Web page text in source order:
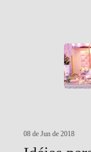
08 de Jun de 2018